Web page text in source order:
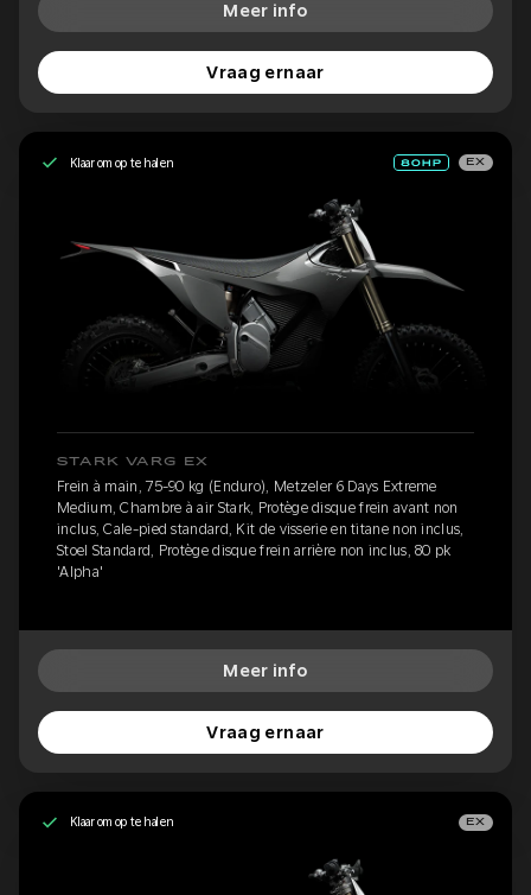
Meer info
Vraag ernaar
Klaar om op te halen EX
STARK VARG EX
Frein à main, 75-90 kg (Enduro), Metzeler 6 Days Extreme
Medium, Chambre à air Stark, Protège disque frein avant non
inclus, Cale-pied standard, Kit de visserie en titane non inclus,
Stoel Standard, Protège disque frein arrière non inclus, 80 pk
'Alpha'
Meer info
Vraag ernaar
Klaar om op te halen EX